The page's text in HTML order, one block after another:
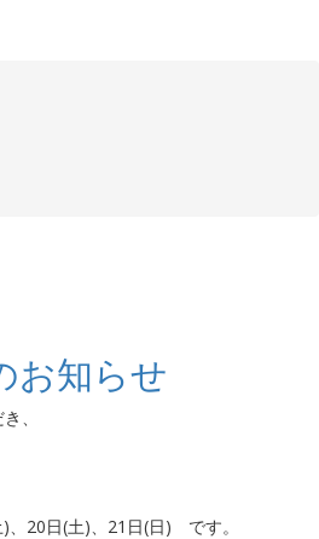
お知らせ
、
、20日(土)、21日(日) です。